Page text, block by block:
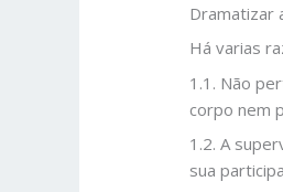
Dramatizar
Há varias
1.1. Não
corpo nem
1.2. A
sua